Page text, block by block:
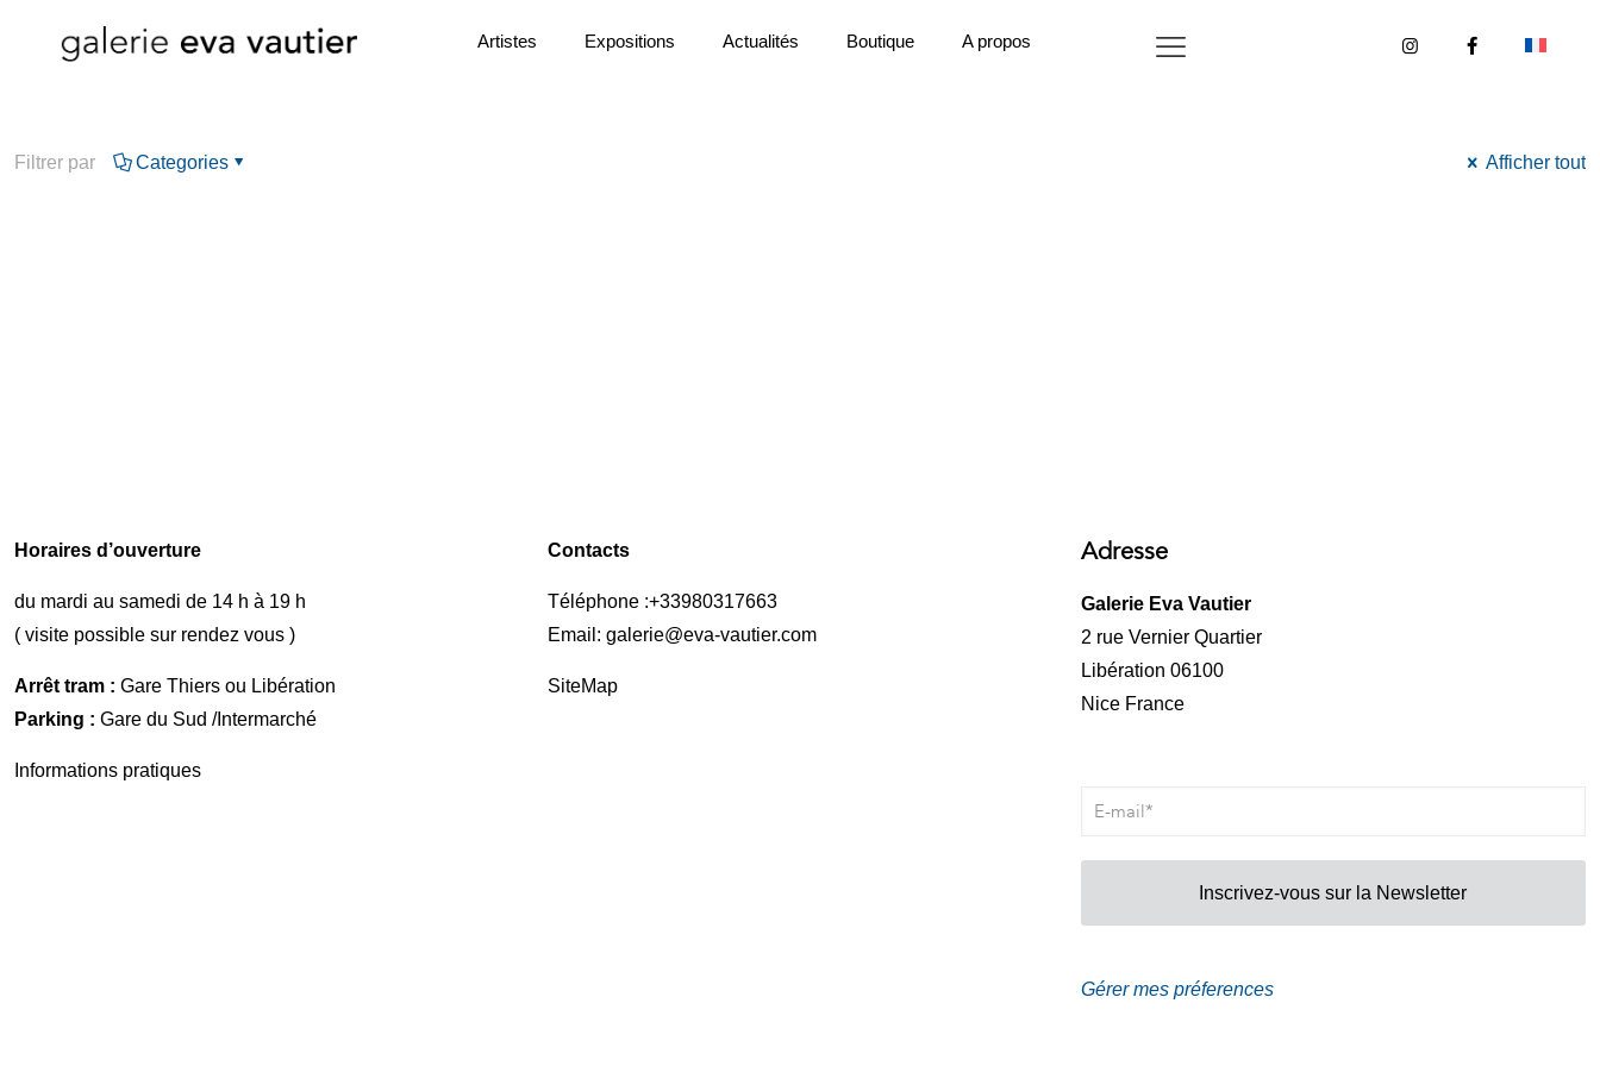
Artistes Expositions Actualités Boutique A propos
Filtrer par Categories Afficher tout
Horaires d’ouverture
du mardi au samedi de 14 h à 19 h
( visite possible sur rendez vous )
Arrêt tram : Gare Thiers ou Libération
Parking : Gare du Sud /Intermarché
Informations pratiques
Contacts
Téléphone :+33980317663
Email: galerie@eva-vautier.com
SiteMap
Adresse
Galerie Eva Vautier
2 rue Vernier Quartier
Libération 06100
Nice France
Inscrivez-vous sur la Newsletter
Gérer mes préferences